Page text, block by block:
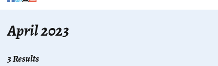
April 2023
3 Results